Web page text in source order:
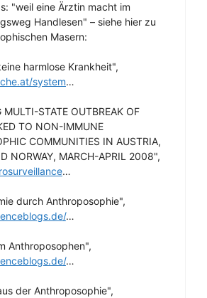
"weil eine Ärztin macht im
Handlesen" – siehe hier zu
Masern:
harmlose Krankheit",
system…
STATE OUTBREAK OF
TO NON-IMMUNE
COMMUNITIES IN AUSTRIA,
NORWAY, MARCH-APRIL 2008",
…
durch Anthroposophie",
…
Anthroposophen",
…
der Anthroposophie",